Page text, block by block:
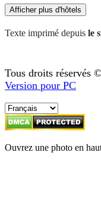
Afficher plus d'hôtels
Texte imprimé depuis le
Tous droits
Version pour PC
Ouvrez une photo en